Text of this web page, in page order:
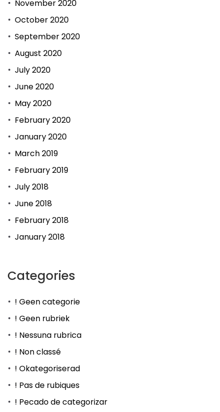
November 2020
October 2020
September 2020
August 2020
July 2020
June 2020
May 2020
February 2020
January 2020
March 2019
February 2019
July 2018
June 2018
February 2018
January 2018
Categories
! Geen categorie
! Geen rubriek
! Nessuna rubrica
! Non classé
! Okategoriserad
! Pas de rubiques
! Pecado de categorizar